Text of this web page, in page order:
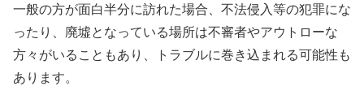
一般の方が面白半分に訪れた場合、不法侵入等の犯罪にな
ったり、廃墟となっている場所は不審者やアウトローな
方々がいることもあり、トラブルに巻き込まれる可能性も
あります。